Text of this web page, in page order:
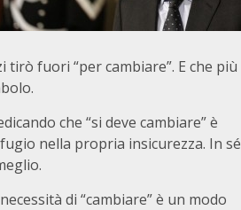
fuori “per cambiare”. E che più
che “si deve cambiare” è
nella propria insicurezza. In sé
di “cambiare” è un modo